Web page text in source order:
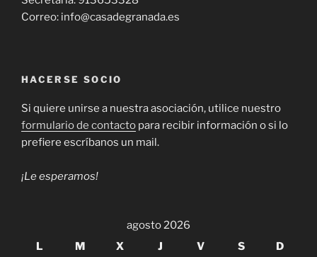
Correo: info@casadegranada.es
HACERSE SOCIO
Si quiere unirse a nuestra asociación, utilice nuestro
formulario de contacto para recibir información o si lo
prefiere escríbanos un mail.
¡Le esperamos!
agosto 2026
L
M X J V S D